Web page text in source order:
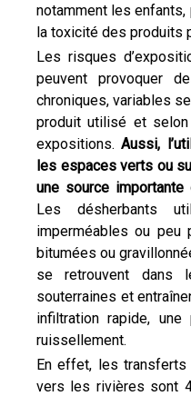
notamment les
la toxicité des produits
Les risques
peuvent provoquer
chroniques, variables
produit utilisé et
expositions.Aussi,
les espaces verts ou
une source importante
Les désherbants
imperméables ou peu
bitumées ou
se retrouvent dans
souterraines et
infiltration rapide,
ruissellement.
En effet, les
vers les rivières sont